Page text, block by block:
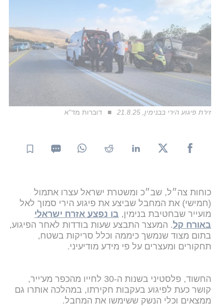
זירת פיגוע הירי בבנימין, 21.8.25 דוברות מד"א
כוחות צה״ל, שב״כ ומשטרת ישראל עצרו אתמול
(חמישי) את המחבל שביצע את פיגוע הירי סמוך לאל
מועייר שבחטיבת בנימין, בו נפצע אזרח ישראלי
באורח קל. המעצר התבצע שעות בודדות לאחר הפיגוע,
בתום מצוד שנמשך כיממה וכלל סריקות בשטח,
תחקורים ומעצרים על פי מידע מודיעיני.
החשוד, פלסטיני בשנות ה-30 לחייו מהכפר מע'ייר,
קושר כעת לפיגוע בעקבות חקירתו, במהלכה אותרו גם
ממצאים וכלי הנשק ששימשו את המחבל.